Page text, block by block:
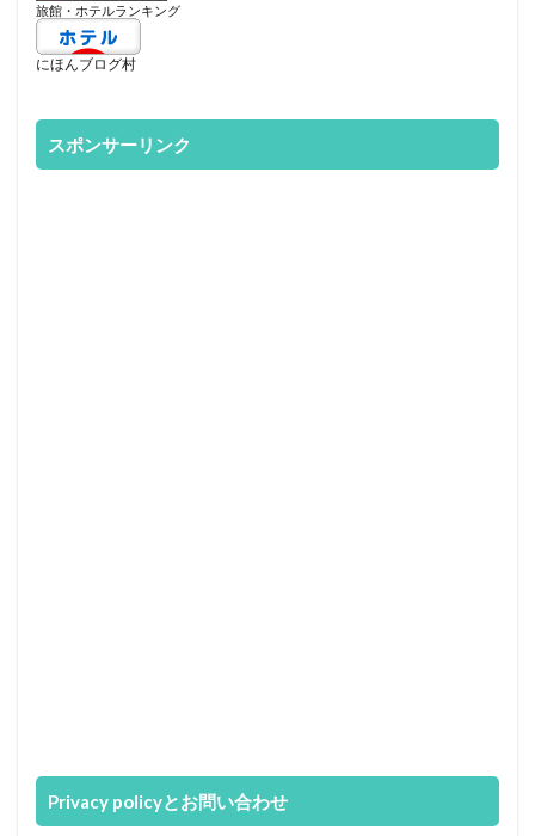
旅館・ホテルランキング
にほんブログ村
スポンサーリンク
Privacy policyとお問い合わせ